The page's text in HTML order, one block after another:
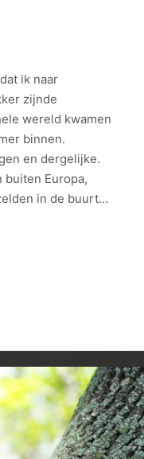
ik naar
zijnde
wereld kwamen
binnen.
en dergelijke.
buiten Europa,
in de buurt…